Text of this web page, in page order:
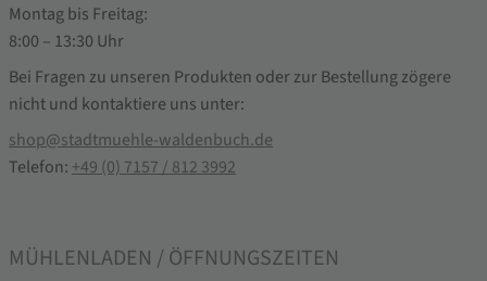
Montag bis Freitag:
8:00 – 13:30 Uhr
Bei Fragen zu unseren Produkten oder zur Bestellung zögere
nicht und kontaktiere uns unter:
shop@stadtmuehle-waldenbuch.de
Telefon: +49 (0) 7157 / 812 3992
MÜHLENLADEN / ÖFFNUNGSZEITEN